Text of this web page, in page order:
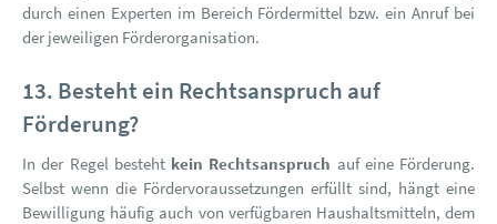
durch einen Experten im Bereich Fördermittel bzw. ein Anruf bei
der jeweiligen Förderorganisation.
13. Besteht ein Rechtsanspruch auf
Förderung?
In der Regel besteht kein Rechtsanspruch auf eine Förderung.
Selbst wenn die Fördervoraussetzungen erfüllt sind, hängt eine
Bewilligung häufig auch von verfügbaren Haushaltsmitteln, dem